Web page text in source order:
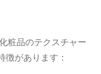
粧品のテクスチャー
徴があります：